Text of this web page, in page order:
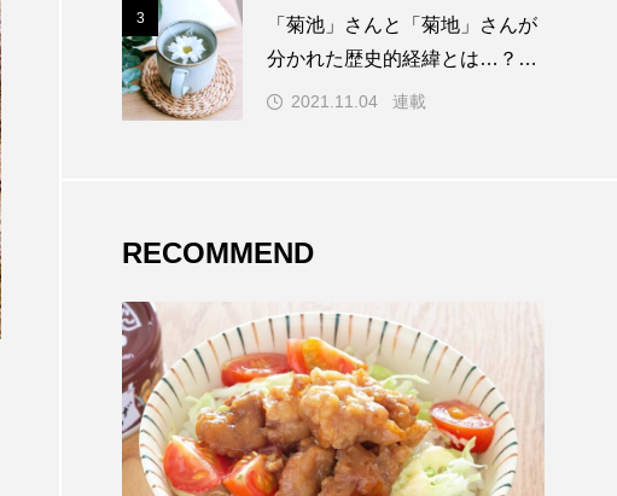
3
「菊池」さんと「菊地」さんが
分かれた歴史的経緯とは…？｜
【珍名さん万歳⑤】永遠の謎
2021.11.04 連載
RECOMMEND